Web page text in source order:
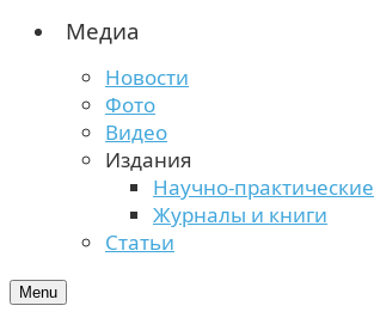
Медиа
Новости
Фото
Видео
Издания
Научно-практические
Журналы и книги
Статьи
Menu